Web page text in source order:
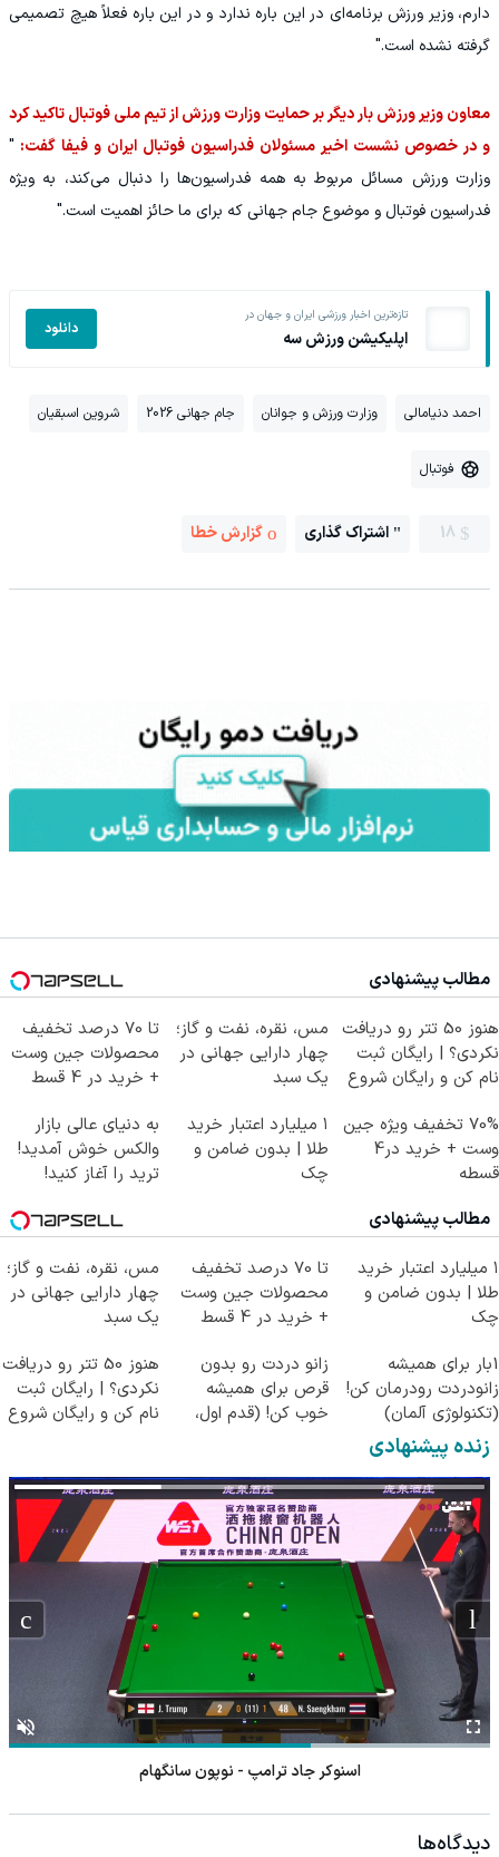
دارم، وزیر ورزش برنامه‌ای در این باره ندارد و در این باره فعلاً هیچ تصمیمی
گرفته نشده است."
معاون وزیر ورزش بار دیگر بر حمایت وزارت ورزش از تیم ملی فوتبال تاکید کرد
و در خصوص نشست اخیر مسئولان فدراسیون فوتبال ایران و فیفا گفت: "
وزارت ورزش مسائل مربوط به همه فدراسیون‌ها را دنبال می‌کند، به ویژه
فدراسیون فوتبال و موضوع جام جهانی که برای ما حائز اهمیت است."
تازه‌ترین اخبار ورزشی ایران و جهان در
اپلیکیشن ورزش سه دانلود
احمد دنیامالی وزارت ورزش و جوانان جام جهانی 2026 شروین اسبقیان
فوتبال
18 اشتراک گذاری گزارش خطا
مطالب پیشنهادی
هنوز 50 تتر رو دریافت
نکردی؟ | رایگان ثبت
نام کن و رایگان شروع
مس، نقره، نفت و گاز؛
چهار دارایی جهانی در
یک سبد
تا 70 درصد تخفیف
محصولات جین وست
+ خرید در 4 قسط
70% تخفیف ویژه جین
وست + خرید در4
قسطه
۱ میلیارد اعتبار خرید
طلا | بدون ضامن و
چک
به دنیای عالی بازار
والکس خوش آمدید!
ترید را آغاز کنید!
مطالب پیشنهادی
۱ میلیارد اعتبار خرید
طلا | بدون ضامن و
چک
تا 70 درصد تخفیف
محصولات جین وست
+ خرید در 4 قسط
مس، نقره، نفت و گاز؛
چهار دارایی جهانی در
یک سبد
1بار برای همیشه
زانودردت رودرمان کن!
(تکنولوژی آلمان)
◂پرسشنامه▸
زانو دردت رو بدون
قرص برای همیشه
خوب کن! (قدم اول،
هنوز 50 تتر رو دریافت
نکردی؟ | رایگان ثبت
نام کن و رایگان شروع
زنده پیشنهادی
اسنوکر جاد ترامپ - نوپون سانگهام
دیدگاه‌ها